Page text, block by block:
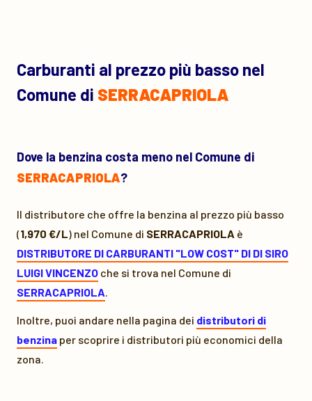
Carburanti al prezzo più basso nel
Comune di SERRACAPRIOLA
Dove la benzina costa meno nel Comune di
SERRACAPRIOLA?
Il distributore che offre la benzina al prezzo più basso
(1,970 €/L) nel Comune di SERRACAPRIOLA è
DISTRIBUTORE DI CARBURANTI "LOW COST" DI DI SIRO
LUIGI VINCENZO che si trova nel Comune di
SERRACAPRIOLA.
Inoltre, puoi andare nella pagina dei distributori di
benzina per scoprire i distributori più economici della
zona.